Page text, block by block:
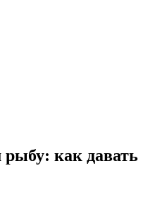
как давать